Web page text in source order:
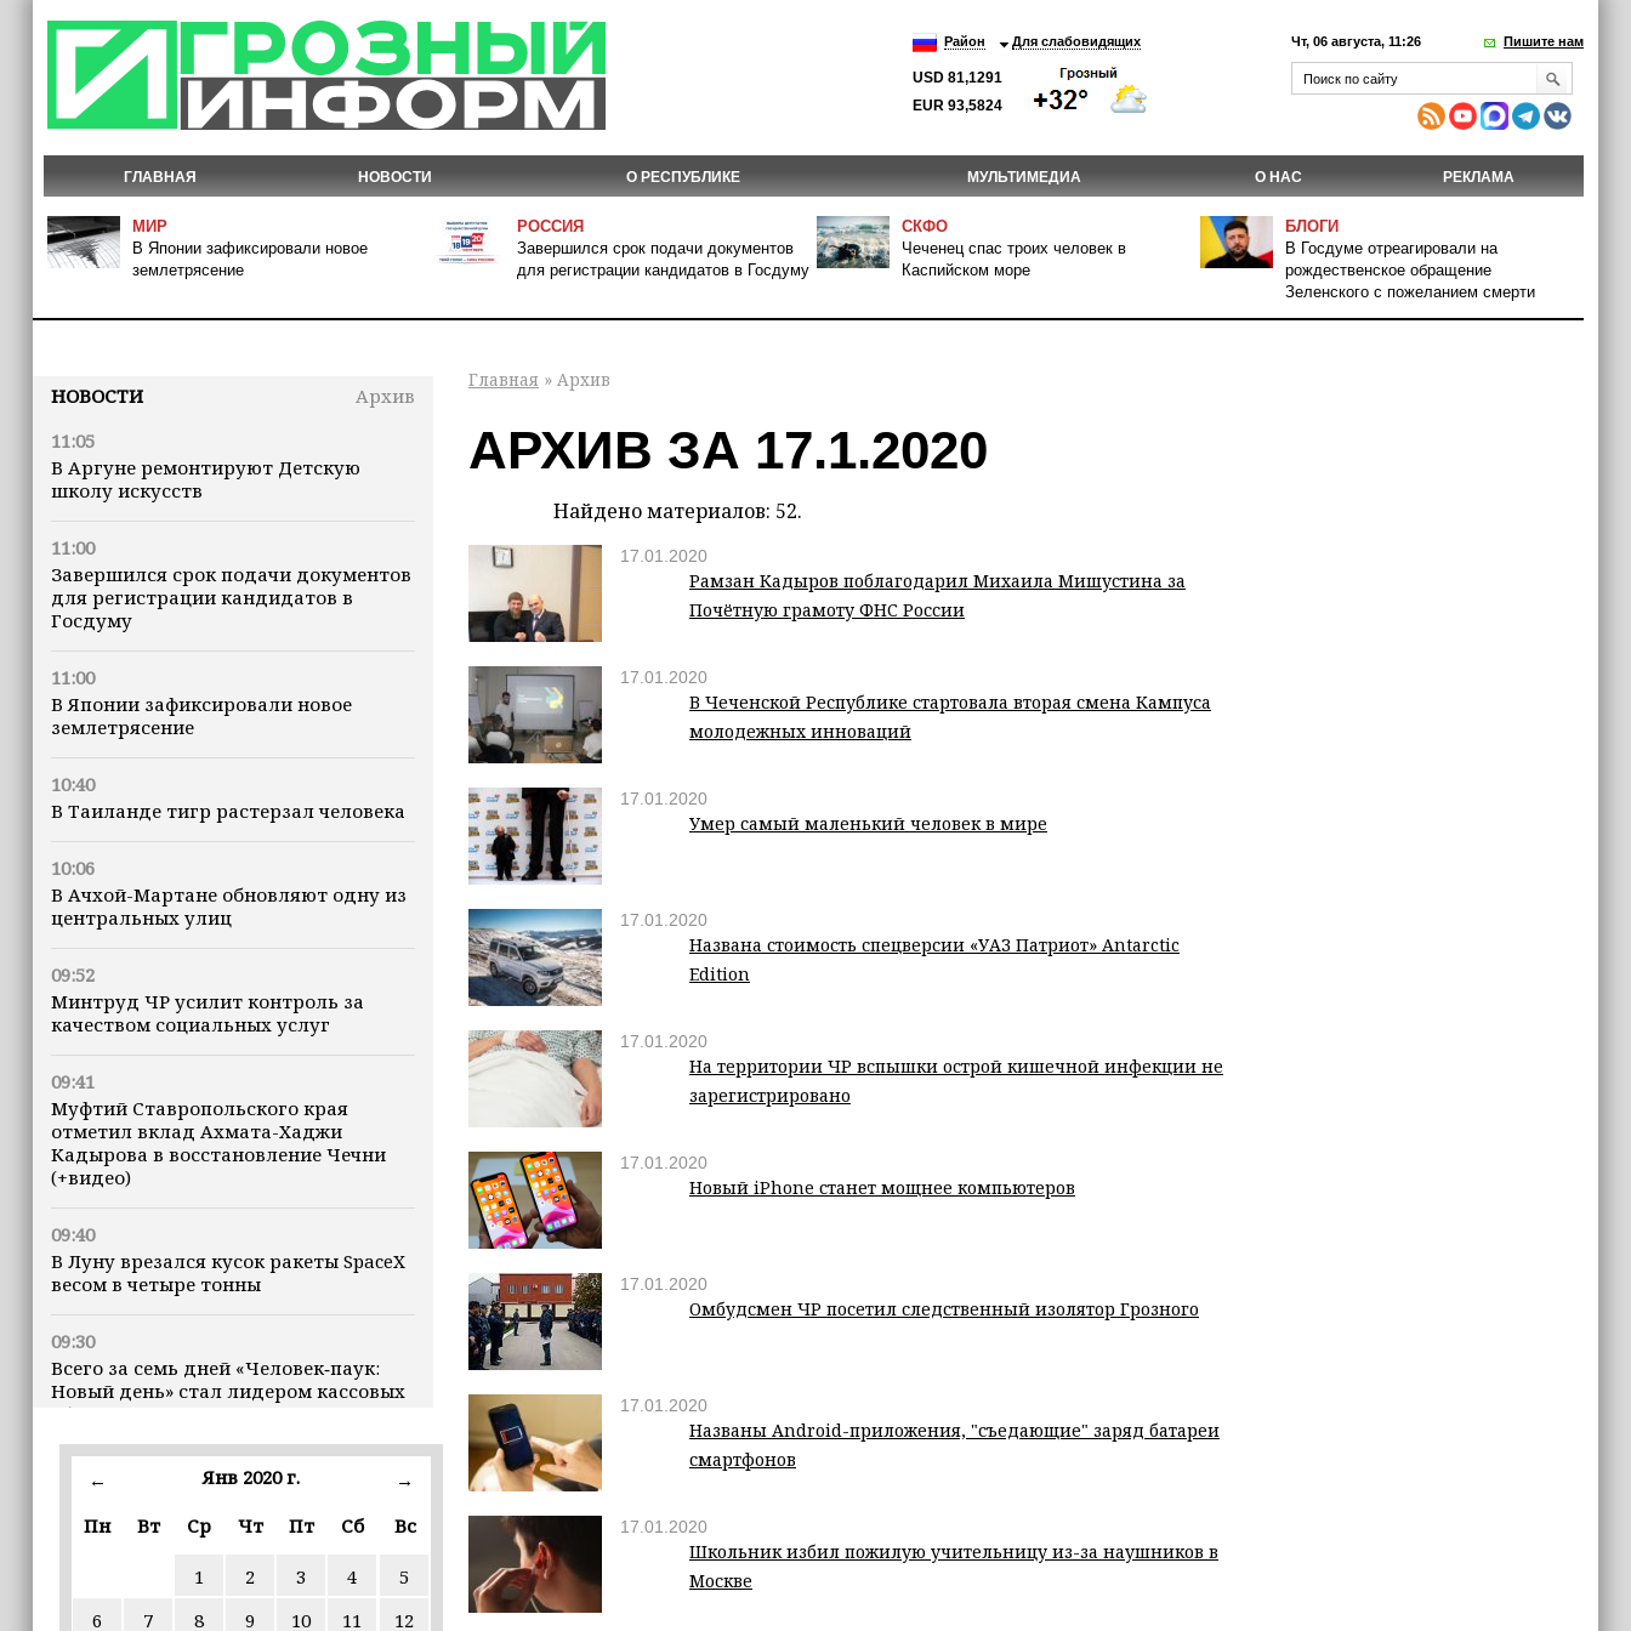
Район Для слабовидящих
USD 81,1291
EUR 93,5824
Чт, 06 августа, 11:26 Пишите нам
ГЛАВНАЯ НОВОСТИ О РЕСПУБЛИКЕ МУЛЬТИМЕДИА О НАС РЕКЛАМА
МИР
В Японии зафиксировали новое
землетрясение
РОССИЯ
Завершился срок подачи документов
для регистрации кандидатов в Госдуму
СКФО
Чеченец спас троих человек в
Каспийском море
БЛОГИ
В Госдуме отреагировали на
рождественское обращение
Зеленского с пожеланием смерти
НОВОСТИ
Архив
11:05
В Аргуне ремонтируют Детскую
школу искусств
11:00
Завершился срок подачи документов
для регистрации кандидатов в
Госдуму
11:00
В Японии зафиксировали новое
землетрясение
10:40
В Таиланде тигр растерзал человека
10:06
В Ачхой-Мартане обновляют одну из
центральных улиц
09:52
Минтруд ЧР усилит контроль за
качеством социальных услуг
09:41
Муфтий Ставропольского края
отметил вклад Ахмата-Хаджи
Кадырова в восстановление Чечни
(+видео)
09:40
В Луну врезался кусок ракеты SpaceX
весом в четыре тонны
09:30
Всего за семь дней «Человек‑паук:
Новый день» стал лидером кассовых
сборов 2026 года
для настольного тенниса
← Янв 2020 г.
→
Пн
Вт Ср Чт Пт Сб Вс
1 2 3 4
5
6
7 8 9 10 11 12
Главная » Архив
АРХИВ ЗА 17.1.2020
Найдено материалов: 52.
17.01.2020
Рамзан Кадыров поблагодарил Михаила Мишустина за
Почётную грамоту ФНС России
17.01.2020
В Чеченской Республике стартовала вторая смена Кампуса
молодежных инноваций
17.01.2020
Умер самый маленький человек в мире
17.01.2020
Названа стоимость спецверсии «УАЗ Патриот» Antarctic
Edition
17.01.2020
На территории ЧР вспышки острой кишечной инфекции не
зарегистрировано
17.01.2020
Новый iPhone станет мощнее компьютеров
17.01.2020
Омбудсмен ЧР посетил следственный изолятор Грозного
17.01.2020
Названы Android-приложения, "съедающие" заряд батареи
смартфонов
17.01.2020
Школьник избил пожилую учительницу из-за наушников в
Москве